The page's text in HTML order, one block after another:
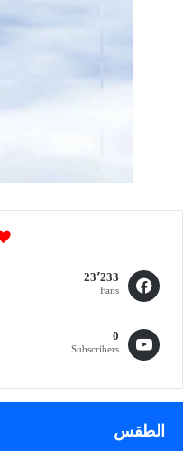
23٬233
Fans
0
Subscribers
الطقس